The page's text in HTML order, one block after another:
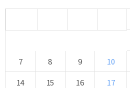
7
8 9 10
14
15 16 17